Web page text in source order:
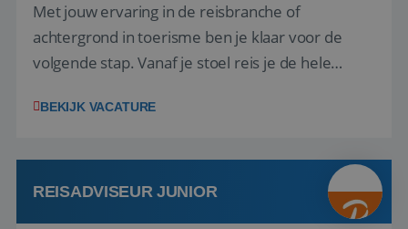
Met jouw ervaring in de reisbranche of
achtergrond in toerisme ben je klaar voor de
volgende stap. Vanaf je stoel reis je de hele
wensen van je team, je klant en wat er in de
klanten te overtuigen om die droomreis te
boeken! ...
BEKIJK VACATURE
REISADVISEUR JUNIOR